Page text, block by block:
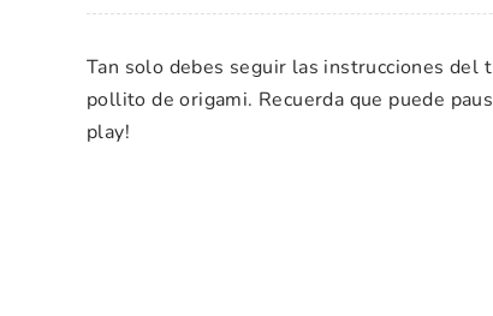
Tan solo debes seguir las instrucciones del
pollito de origami. Recuerda que puede
play!